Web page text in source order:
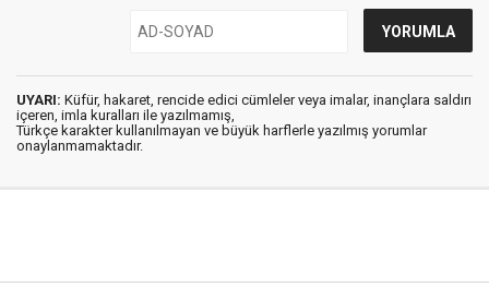
UYARI: Küfür, hakaret, rencide edici cümleler veya imalar, inançlara saldırı
içeren, imla kuralları ile yazılmamış,
Türkçe karakter kullanılmayan ve büyük harflerle yazılmış yorumlar
onaylanmamaktadır.